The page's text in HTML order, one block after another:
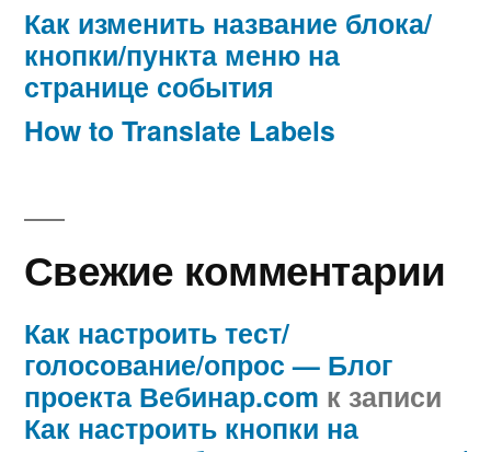
Как изменить название блока/
кнопки/пункта меню на
странице события
How to Translate Labels
Свежие комментарии
Как настроить тест/
голосование/опрос — Блог
проекта Вебинар.com к записи
Как настроить кнопки на